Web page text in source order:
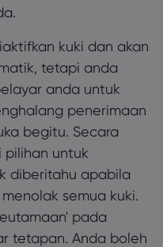
kuki dan akan
tetapi anda
anda untuk
penerimaan
begitu. Secara
pilihan untuk
diberitahu apabila
semua kuki.
pada
tetapan. Anda boleh